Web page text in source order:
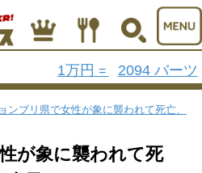
1万円 = 2094 バーツ
ンブリ県で女性が象に襲われて死亡、
が象に襲われて死